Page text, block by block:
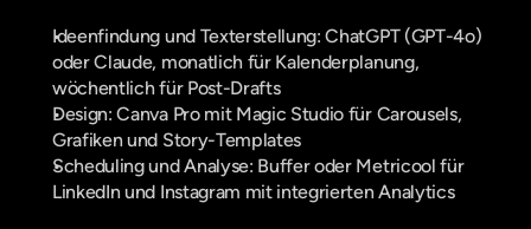
Ideenfindung und Texterstellung: ChatGPT (GPT-4o)
oder Claude, monatlich für Kalenderplanung,
wöchentlich für Post-Drafts
Design: Canva Pro mit Magic Studio für Carousels,
Grafiken und Story-Templates
Scheduling und Analyse: Buffer oder Metricool für
LinkedIn und Instagram mit integrierten Analytics